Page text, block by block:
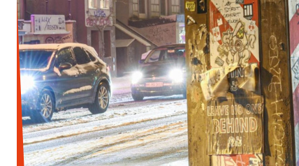
Transparenz
Datenschutz
Impressum